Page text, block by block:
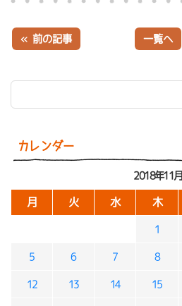
カレンダー
2018年11月
月 火 水 木
1
5 6 7 8
12 13 14 15
« 前の記事 一覧へ